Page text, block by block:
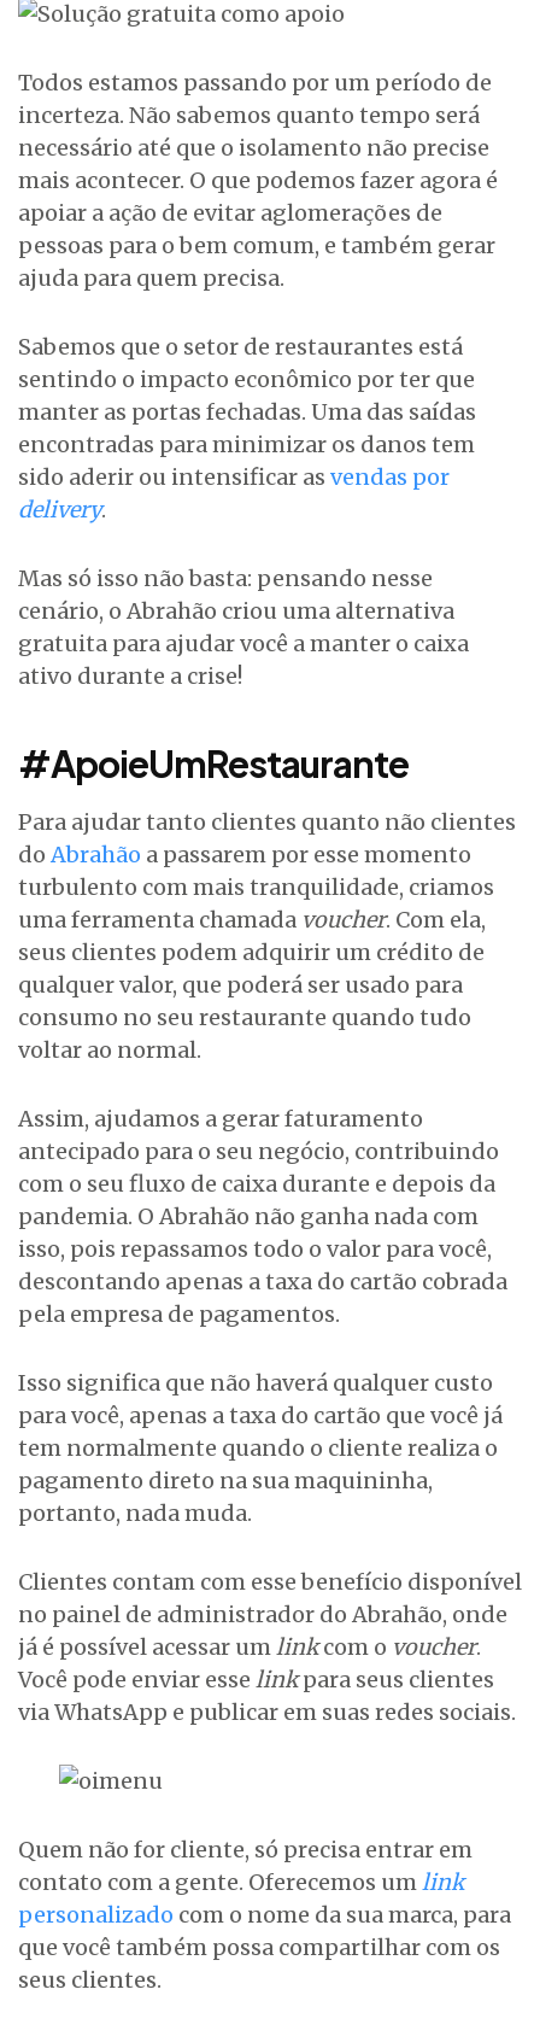
Todos estamos passando por um período de
incerteza. Não sabemos quanto tempo será
necessário até que o isolamento não precise
mais acontecer. O que podemos fazer agora é
apoiar a ação de evitar aglomerações de
pessoas para o bem comum, e também gerar
ajuda para quem precisa.
Sabemos que o setor de restaurantes está
sentindo o impacto econômico por ter que
manter as portas fechadas. Uma das saídas
encontradas para minimizar os danos tem
sido aderir ou intensificar as vendas por
delivery.
Mas só isso não basta: pensando nesse
cenário, o Abrahão criou uma alternativa
gratuita para ajudar você a manter o caixa
ativo durante a crise!
#ApoieUmRestaurante
Para ajudar tanto clientes quanto não clientes
do Abrahão a passarem por esse momento
turbulento com mais tranquilidade, criamos
uma ferramenta chamada voucher. Com ela,
seus clientes podem adquirir um crédito de
qualquer valor, que poderá ser usado para
consumo no seu restaurante quando tudo
voltar ao normal.
Assim, ajudamos a gerar faturamento
antecipado para o seu negócio, contribuindo
com o seu fluxo de caixa durante e depois da
pandemia. O Abrahão não ganha nada com
isso, pois repassamos todo o valor para você,
descontando apenas a taxa do cartão cobrada
pela empresa de pagamentos.
Isso significa que não haverá qualquer custo
para você, apenas a taxa do cartão que você já
tem normalmente quando o cliente realiza o
pagamento direto na sua maquininha,
portanto, nada muda.
Clientes contam com esse benefício disponível
no painel de administrador do Abrahão, onde
já é possível acessar umlinkcom o voucher.
Você pode enviar esse linkpara seus clientes
via WhatsApp e publicar em suas redes sociais.
Quem não for cliente, só precisa entrar em
contato com a gente. Oferecemos umlink
personalizado com o nome da sua marca, para
que você também possa compartilhar com os
seus clientes.